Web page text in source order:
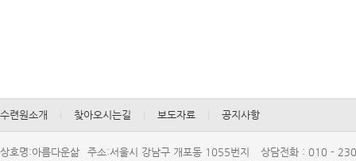
수련원소개 찾아오시는길 보도자료 공지사항
상호명:아름다운삶 주소:서울시강남구개포동1055번지
상담전화:010-